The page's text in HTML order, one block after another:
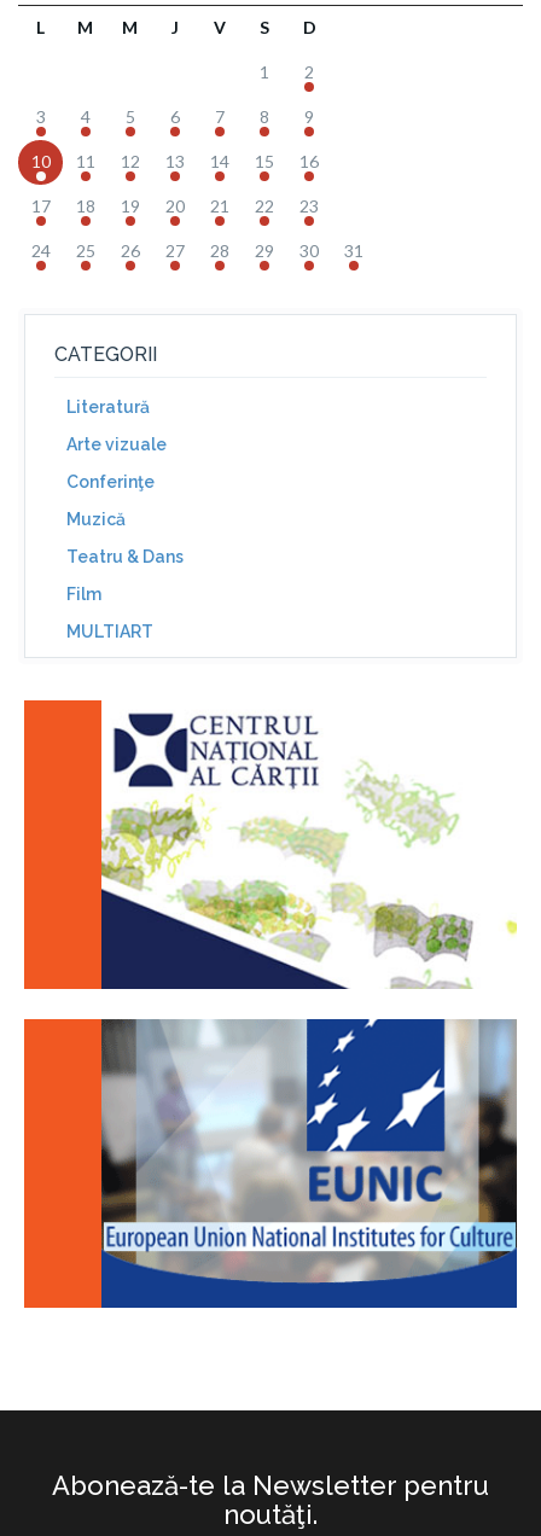
L M M J V S D
1 2
3 4 5 6 7 8 9
10 11 12 13 14 15 16
17 18 19 20 21 22 23
24 25 26 27 28 29 30 31
CATEGORII
Literatură
Arte vizuale
Conferinţe
Muzică
Teatru & Dans
Film
MULTIART
Abonează-te la Newsletter pentru
noutăţi.